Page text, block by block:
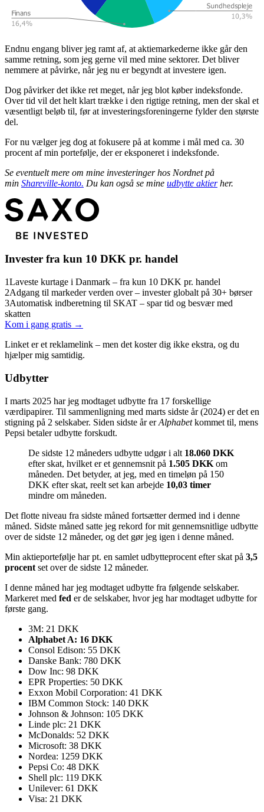
Endnu engang bliver jeg ramt af, at aktiemarkederne ikke går den
samme retning, som jeg gerne vil med mine sektorer. Det bliver
nemmere at påvirke, når jeg nu er begyndt at investere igen.
Dog påvirker det ikke ret meget, når jeg blot køber indeksfonde.
Over tid vil det helt klart trække i den rigtige retning, men der skal et
væsentligt beløb til, før at investeringsforeningerne fylder den største
del.
For nu vælger jeg dog at fokusere på at komme i mål med ca. 30
procent af min portefølje, der er eksponeret i indeksfonde.
Se eventuelt mere om mine investeringer hos Nordnet på
min Shareville-konto. Du kan også se mine udbytte aktierher.
Invester fra kun 10 DKK pr. handel
1Laveste kurtage i Danmark – fra kun 10 DKK pr. handel
2Adgang til markeder verden over – invester globalt på 30+ børser
3Automatisk indberetning til SKAT – spar tid og besvær med
skatten
Kom i gang gratis →
Linket er et reklamelink – men det koster dig ikke ekstra, og du
hjælper mig samtidig.
Udbytter
I marts 2025 har jeg modtaget udbytte fra 17 forskellige
værdipapirer. Til sammenligning med marts sidste år (2024) er det en
stigning på 2 selskaber. Siden sidste år erAlphabetkommet til, mens
Pepsi betaler udbytte forskudt.
De sidste 12 måneders udbytte udgør i alt 18.060 DKK
efter skat, hvilket er et gennemsnit på 1.505 DKK om
måneden. Det betyder, at jeg, med en timeløn på 150
DKK efter skat, reelt set kan arbejde 10,03 timer
mindre om måneden.
Det flotte niveau fra sidste måned fortsætter dermed ind i denne
måned. Sidste måned satte jeg rekord for mit gennemsnitlige udbytte
over de sidste 12 måneder, og det gør jeg igen i denne måned.
Min aktieportefølje har pt. en samlet udbytteprocent efter skat på 3,5
procent set over de sidste 12 måneder.
I denne måned har jeg modtaget udbytte fra følgende selskaber.
Markeret med fed er de selskaber, hvor jeg har modtaget udbytte for
første gang.
3M: 21 DKK
Alphabet A: 16 DKK
Consol Edison: 55 DKK
Danske Bank: 780 DKK
Dow Inc: 98 DKK
EPR Properties: 50 DKK
Exxon Mobil Corporation: 41 DKK
IBM Common Stock: 140 DKK
Johnson & Johnson: 105 DKK
Linde plc: 21 DKK
McDonalds: 52 DKK
Microsoft: 38 DKK
Nordea: 1259 DKK
Pepsi Co: 48 DKK
Shell plc: 119 DKK
Unilever: 61 DKK
Visa: 21 DKK